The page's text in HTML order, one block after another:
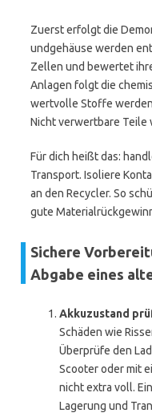
Zuerst erfolgt die
undgehäuse werden
Zellen und bewertet
Anlagen folgt die
wertvolle Stoffe
Nicht verwertbare
Für dich heißt das:
Transport. Isoliere
an den Recycler. So
gute
Sichere
Abgabe eines
Akkuzustand
Schäden wie
Überprüfe den
Scooter oder mit
nicht extra voll.
Lagerung und